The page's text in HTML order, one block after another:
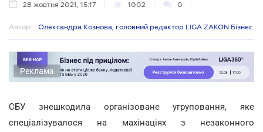
28 жовтня 2021, 15:17 1002 0
Автор: Олександра Кознова, головний редактор LIGA ZAKON Бізнес
Реклама
СБУ знешкодила організоване угруповання, яке
спеціалізувалося на махінаціях з незаконного